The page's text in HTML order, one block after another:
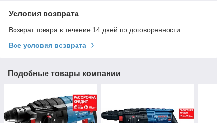
Условия возврата
Возврат товара в течение 14 дней по договоренности
Все условия возврата
Подобные товары компании